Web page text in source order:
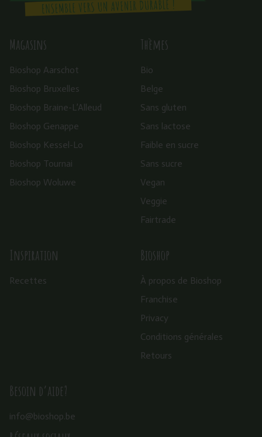
Magasins
Bioshop Aarschot
Bioshop Bruxelles
Bioshop Braine-L’Alleud
Bioshop Genappe
Bioshop Kessel-Lo
Bioshop Tournai
Bioshop Woluwe
Thèmes
Bio
Belge
Sans gluten
Sans lactose
Faible en sucre
Sans sucre
Vegan
Veggie
Fairtrade
Inspiration
Recettes
Bioshop
À propos de Bioshop
Franchise
Privacy
Conditions générales
Retours
Besoin d’aide?
info@bioshop.be